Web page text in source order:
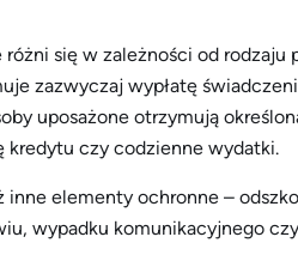
się w zależności od rodzaju
zazwyczaj wypłatę
uposażone otrzymują
kredytu czy codzienne wydatki.
inne elementy ochronne –
wypadku komunikacyjnego